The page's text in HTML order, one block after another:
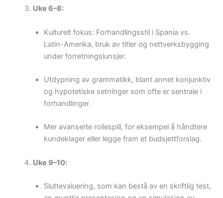
Uke 6–8:
Kulturelt fokus: Forhandlingsstil i Spania vs.
Latin-Amerika, bruk av titler og nettverksbygging
under forretningslunsjer.
Utdypning av grammatikk, blant annet konjunktiv
og hypotetiske setninger som ofte er sentrale i
forhandlinger.
Mer avanserte rollespill, for eksempel å håndtere
kundeklager eller legge fram et budsjettforslag.
Uke 9–10:
Sluttevaluering, som kan bestå av en skriftlig test,